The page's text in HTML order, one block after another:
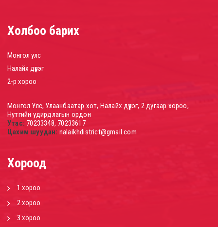
Холбоо барих
Монгол улс
Налайх дүүрэг
2-р хороо
Монгол Улс, Улаанбаатар хот, Налайх дүүрэг, 2 дугаар хороо,
Нутгийн удирдлагын ордон
Утас: 70233348, 70233617
Цахим шуудан: nalaikhdistrict@gmail.com
Хороод
1 хороо
2 хороо
3 хороо